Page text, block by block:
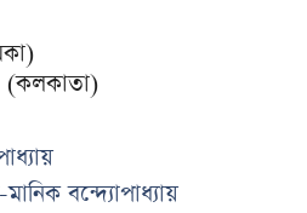
(কলকাতা)
বন্দ্যোপাধ্যায়